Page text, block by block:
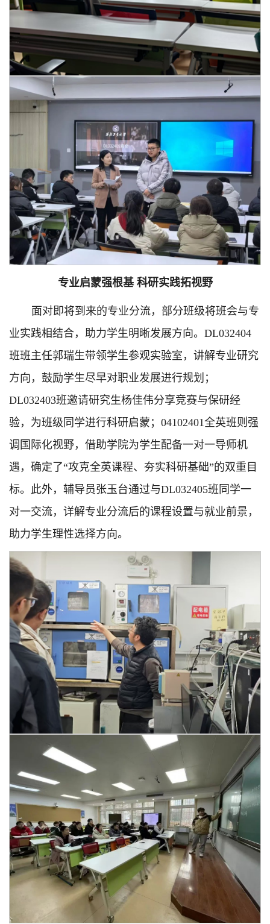
专业启蒙强根基 科研实践拓视野
面对即将到来的专业分流，部分班级将班会与专
业实践相结合，助力学生明晰发展方向。DL032404
班班主任郭瑞生带领学生参观实验室，讲解专业研究
方向，鼓励学生尽早对职业发展进行规划；
DL032403班邀请研究生杨佳伟分享竞赛与保研经
验，为班级同学进行科研启蒙；04102401全英班则强
调国际化视野，借助学院为学生配备一对一导师机
遇，确定了“攻克全英课程、夯实科研基础”的双重目
标。此外，辅导员张玉台通过与DL032405班同学一
对一交流，详解专业分流后的课程设置与就业前景，
助力学生理性选择方向。